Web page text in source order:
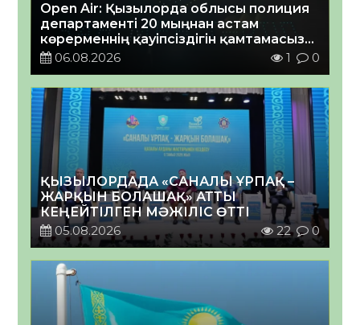
Open Air: Қызылорда облысы полиция
департаменті 20 мыңнан астам
көрерменнің қауіпсіздігін қамтамасыз
етті06.08.2026 1 0
ҚЫЗЫЛОРДАДА «САНАЛЫ ҰРПАҚ –
ЖАРҚЫН БОЛАШАҚ» АТТЫ
КЕҢЕЙТІЛГЕН МӘЖІЛІС ӨТТІ
05.08.2026
22 0